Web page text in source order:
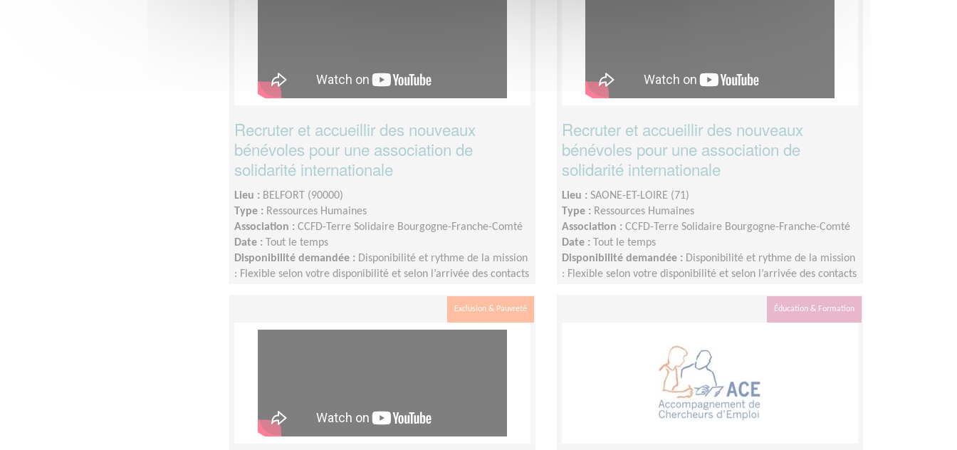
Recruter et accueillir des nouveaux
bénévoles pour une association de
solidarité internationale
Lieu : BELFORT (90000)
Type : Ressources Humaines
Association : CCFD-Terre Solidaire Bourgogne-Franche-Comté
Date :
Tout le temps
Disponibilité demandée : Disponibilité et rythme de la mission
: Flexible selon votre disponibilité et selon l’arrivée des contacts
Recruter et accueillir des nouveaux
bénévoles pour une association de
solidarité internationale
Lieu : SAONE-ET-LOIRE (71)
Type : Ressources Humaines
Association : CCFD-Terre Solidaire Bourgogne-Franche-Comté
Date :
Tout le temps
Disponibilité demandée : Disponibilité et rythme de la mission
: Flexible selon votre disponibilité et selon l’arrivée des contacts
Exclusion & Pauvreté Éducation & Formation